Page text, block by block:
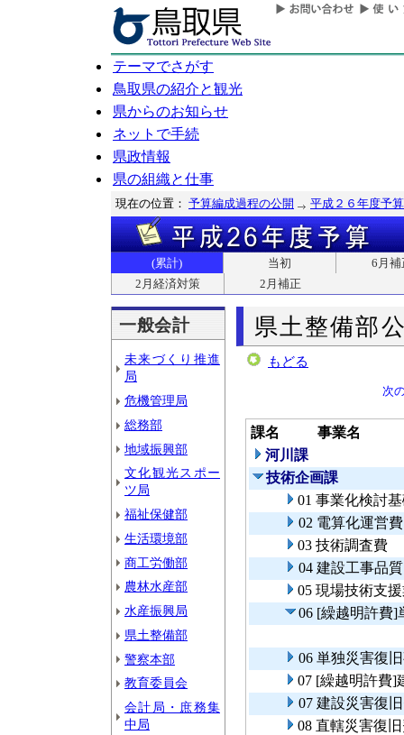
テーマでさがす
鳥取県の紹介と観光
県からのお知らせ
ネットで手続
県政情報
県の組織と仕事
現在の位置： 予算編成過程の公開 平成２６年度予算
(累計) 当初
6月補
2月経済対策
2月補正
一般会計
未来づくり推進
局
危機管理局
総務部
地域振興部
文化観光スポー
ツ局
福祉保健部
生活環境部
商工労働部
農林水産部
水産振興局
県土整備部
警察本部
教育委員会
会計局・庶務集
中局
県土整備部
もどる
次
課名
事業名
河川課
技術企画課
01 事業化検討
02 電算化運営費
03 技術調査費
04 建設工事品
05 現場技術支
06 [繰越明許費]
06 単独災害復
07 [繰越明許費]
07 建設災害復
08 直轄災害復